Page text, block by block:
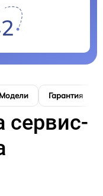
Модели Гарантия
сервис-